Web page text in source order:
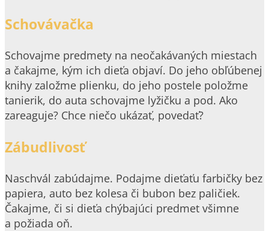
Schovávačka
Schovajme predmety na neočakávaných miestach
a čakajme, kým ich dieťa objaví. Do jeho obľúbenej
knihy založme plienku, do jeho postele položme
tanierik, do auta schovajme lyžičku a pod. Ako
zareaguje? Chce niečo ukázať, povedať?
Zábudlivosť
Naschvál zabúdajme. Podajme dieťaťu farbičky bez
papiera, auto bez kolesa či bubon bez paličiek.
Čakajme, či si dieťa chýbajúci predmet všimne
a požiada oň.